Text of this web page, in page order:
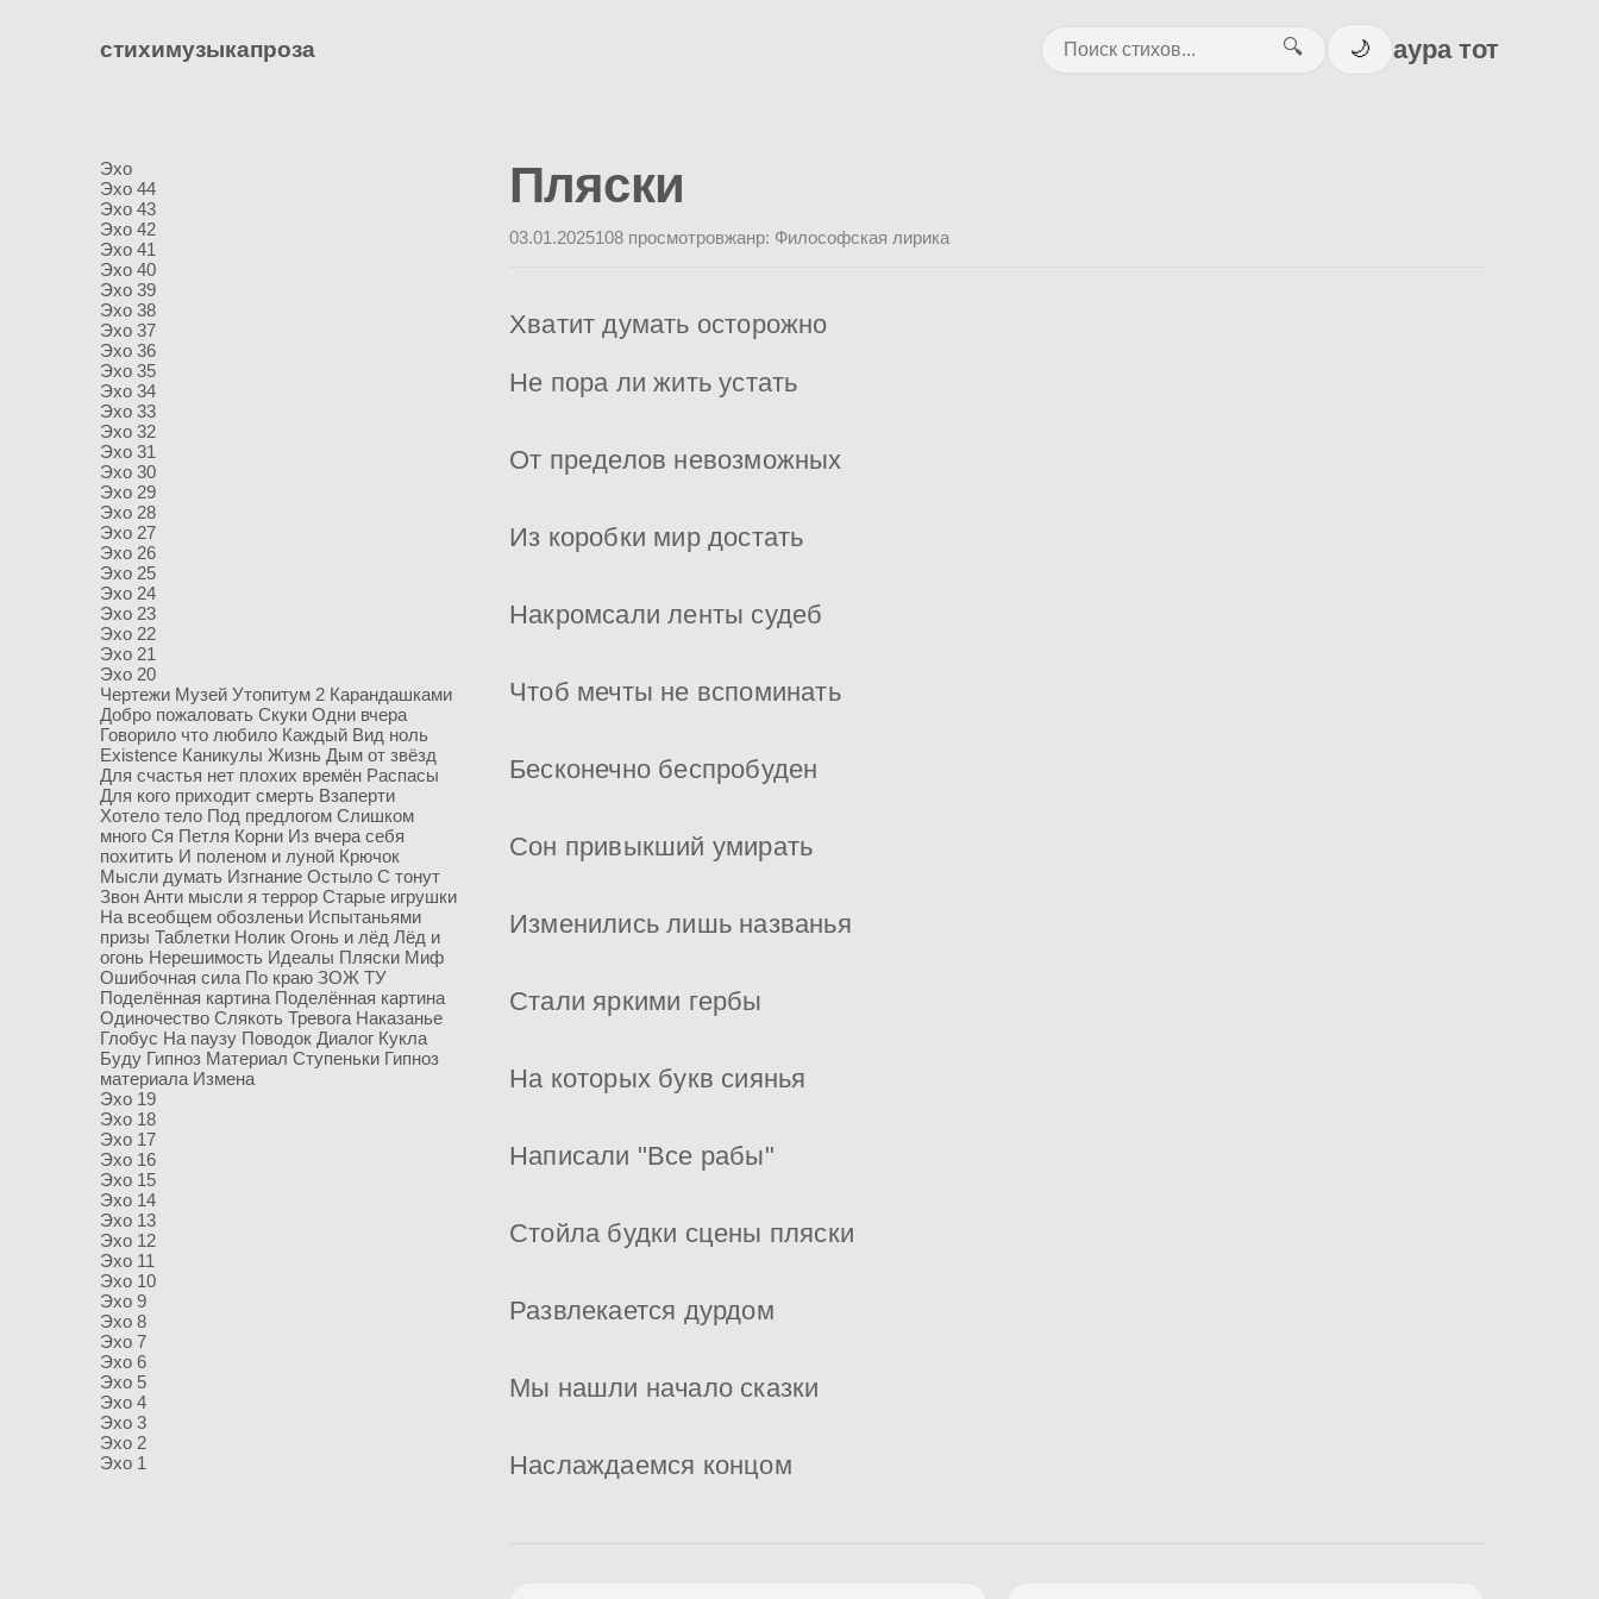
стихимузыкапроза 🔍 🌙 аура тот
Эхо
Эхо 44
Эхо 43
Эхо 42
Эхо 41
Эхо 40
Эхо 39
Эхо 38
Эхо 37
Эхо 36
Эхо 35
Эхо 34
Эхо 33
Эхо 32
Эхо 31
Эхо 30
Эхо 29
Эхо 28
Эхо 27
Эхо 26
Эхо 25
Эхо 24
Эхо 23
Эхо 22
Эхо 21
Эхо 20
Чертежи Музей Утопитум 2 Карандашками
Добро пожаловать Скуки Одни вчера
Говорило что любило Каждый Вид ноль
Existence Каникулы Жизнь Дым от звёзд
Для счастья нет плохих времён Распасы
Для кого приходит смерть Взаперти
Хотело тело Под предлогом Слишком
много Ся Петля Корни Из вчера себя
похитить И поленом и луной Крючок
Мысли думать Изгнание Остыло С тонут
Звон Анти мысли я террор Старые игрушки
На всеобщем обозленьи Испытаньями
призы Таблетки Нолик Огонь и лёд Лёд и
огонь Нерешимость Идеалы Пляски Миф
Ошибочная сила По краю ЗОЖ ТУ
Поделённая картина Поделённая картина
Одиночество Слякоть Тревога Наказанье
Глобус На паузу Поводок Диалог Кукла
Буду Гипноз Материал Ступеньки Гипноз
материала Измена
Эхо 19
Эхо 18
Эхо 17
Эхо 16
Эхо 15
Эхо 14
Эхо 13
Эхо 12
Эхо 11
Эхо 10
Эхо 9
Эхо 8
Эхо 7
Эхо 6
Эхо 5
Эхо 4
Эхо 3
Эхо 2
Эхо 1
Пляски
03.01.2025108 просмотровжанр: Философская лирика
Хватит думать осторожно
Не пора ли жить устать
От пределов невозможных
Из коробки мир достать
Накромсали ленты судеб
Чтоб мечты не вспоминать
Бесконечно беспробуден
Сон привыкший умирать
Изменились лишь названья
Стали яркими гербы
На которых букв сиянья
Написали "Все рабы"
Стойла будки сцены пляски
Развлекается дурдом
Мы нашли начало сказки
Наслаждаемся концом